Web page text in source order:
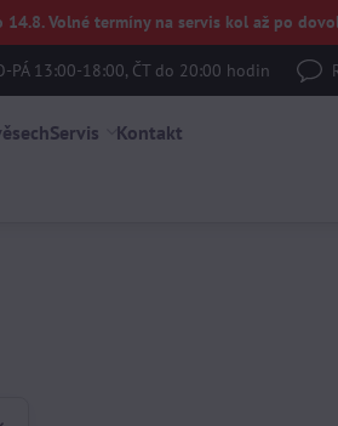
do 14.8. Volné termíny na servis kol až po
PÁ 13:00-18:00, ČT do 20:00 hodin
Servis Kontakt